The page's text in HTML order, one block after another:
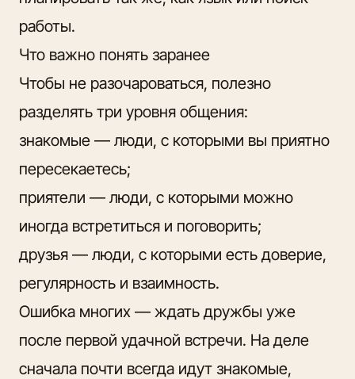
работы.
Что важно понять заранее
Чтобы не разочароваться, полезно
разделять три уровня общения:
знакомые — люди, с которыми вы приятно
пересекаетесь;
приятели — люди, с которыми можно
иногда встретиться и поговорить;
друзья — люди, с которыми есть доверие,
регулярность и взаимность.
Ошибка многих — ждать дружбы уже
после первой удачной встречи. На деле
сначала почти всегда идут знакомые,